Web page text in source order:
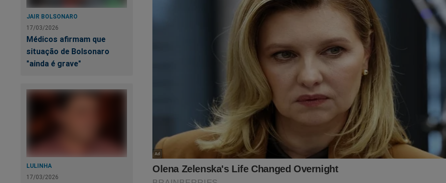
JAIR BOLSONARO
17/03/2026
Médicos afirmam que
situação de Bolsonaro
"ainda é grave"
LULINHA
17/03/2026